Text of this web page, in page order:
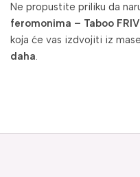
Ne propustite priliku da
feromonima – Taboo
koja će vas izdvojiti iz
daha.